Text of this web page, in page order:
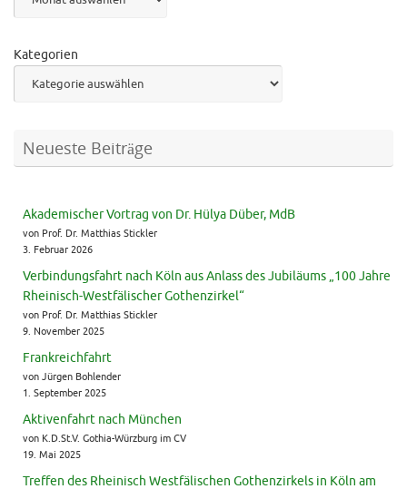
Kategorien
Neueste Beiträge
Akademischer Vortrag von Dr. Hülya Düber, MdB
von Prof. Dr. Matthias Stickler
3. Februar 2026
Verbindungsfahrt nach Köln aus Anlass des Jubiläums „100 Jahre
Rheinisch-Westfälischer Gothenzirkel“
von Prof. Dr. Matthias Stickler
9. November 2025
Frankreichfahrt
von Jürgen Bohlender
1. September 2025
Aktivenfahrt nach München
von K.D.St.V. Gothia-Würzburg im CV
19. Mai 2025
Treffen des Rheinisch Westfälischen Gothenzirkels in Köln am